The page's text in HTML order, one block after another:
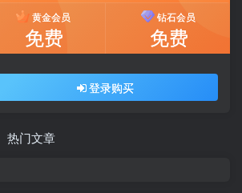
黄金会员
免费
钻石会员
免费
登录购买
热门文章